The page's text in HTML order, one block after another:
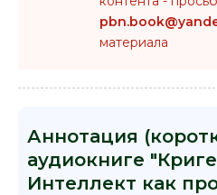
материала
Аннотация
аудиокниге
Интеллект как